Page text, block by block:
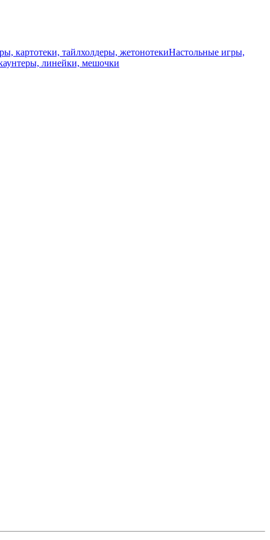
картотеки, тайлхолдеры, жетонотекиНастольные игры,
линейки, мешочки